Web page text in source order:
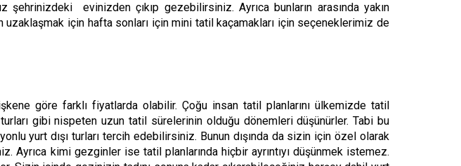
şehrinizdeki evinizden çıkıp gezebilirsiniz. Ayrıca bunların arasında yakın
için hafta sonları için mini tatil kaçamakları için seçeneklerimiz de
göre farklı fiyatlarda olabilir. Çoğu insan tatil planlarını ülkemizde tatil
gibi nispeten uzun tatil sürelerinin olduğu dönemleri düşünürler. Tabi bu
yurt dışı turları tercih edebilirsiniz. Bunun dışında da sizin için özel olarak
kimi gezginler ise tatil planlarında hiçbir ayrıntıyı düşünmek istemez.